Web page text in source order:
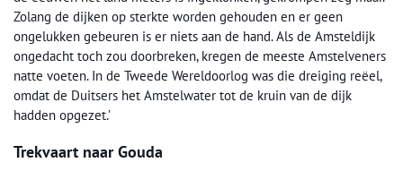
Zolang de dijken op sterkte worden gehouden en er geen
ongelukken gebeuren is er niets aan de hand. Als de Amsteldijk
ongedacht toch zou doorbreken, kregen de meeste Amstelveners
natte voeten. In de Tweede Wereldoorlog was die dreiging reëel,
omdat de Duitsers het Amstelwater tot de kruin van de dijk
hadden opgezet.’
Trekvaart naar Gouda